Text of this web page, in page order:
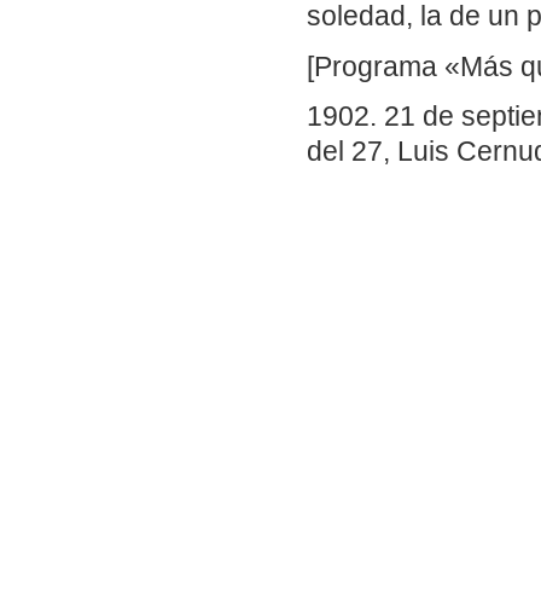
soledad, la de un
[Programa «Más
1902. 21 de
del 27, Luis